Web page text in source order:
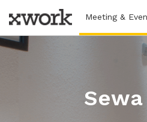
Meeting &